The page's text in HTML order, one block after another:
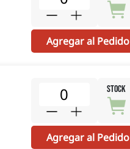
Agregar al Pedido
STOCK
Agregar al Pedido